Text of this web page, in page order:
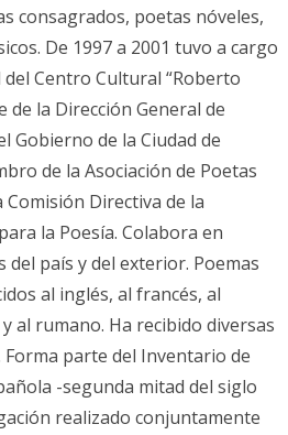
consagrados, poetas nóveles,
De 1997 a 2001 tuvo a cargo
Centro Cultural “Roberto
de la Dirección General de
Gobierno de la Ciudad de
de la Asociación de Poetas
Directiva de la
la Poesía. Colabora en
del país y del exterior. Poemas
al inglés, al francés, al
al rumano. Ha recibido diversas
parte del Inventario de
-segunda mitad del siglo
realizado conjuntamente